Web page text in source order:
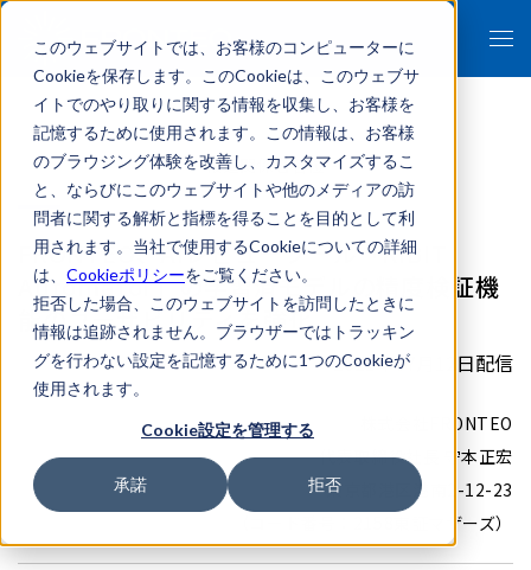
このウェブサイトでは、お客様のコンピューターに
Cookieを保存します。このCookieは、このウェブサ
イトでのやり取りに関する情報を収集し、お客様を
記憶するために使用されます。この情報は、お客様
のブラウジング体験を改善し、カスタマイズするこ
と、ならびにこのウェブサイトや他のメディアの訪
問者に関する解析と指標を得ることを目的として利
用されます。当社で使用するCookieについての詳細
は、 Cookieポリシーをご覧ください。
拒否した場合、このウェブサイトを訪問したときに
情報は追跡されません。ブラウザーではトラッキン
グを行わない設定を記憶するために1つのCookieが
使用されます。
Cookie設定を管理する
承諾 拒否
- 報道関係者各位 -
FRONTEO、AIレビューツール「KIBIT
Automator」の学習済モデルの精度検証機
能のユーザビリティを強化
2021年07月12日配信
株式会社FRONTEO
代表取締役社長 守本正宏
東京都港区港南2-12-23
（コード番号：2158東証マザーズ）